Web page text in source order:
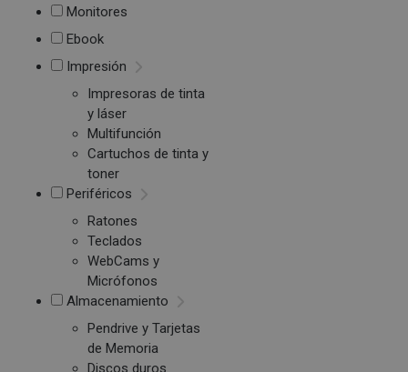
Monitores
Ebook
Impresión
Impresoras de tinta
y láser
Multifunción
Cartuchos de tinta y
toner
Periféricos
Ratones
Teclados
WebCams y
Micrófonos
Almacenamiento
Pendrive y Tarjetas
de Memoria
Discos duros